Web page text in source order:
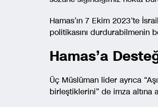
Hamas’ın 7 Ekim 2023’te
politikasını durdurabilmenin
Hamas’a
Üç Müslüman lider ayrıca
birleştiklerini” de imza altına